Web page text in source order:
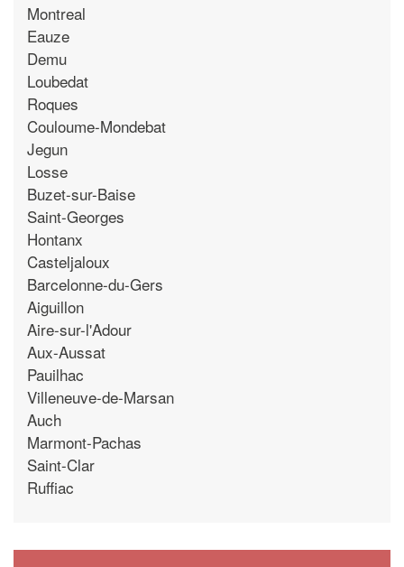
Montreal
Eauze
Demu
Loubedat
Roques
Couloume-Mondebat
Jegun
Losse
Buzet-sur-Baise
Saint-Georges
Hontanx
Casteljaloux
Barcelonne-du-Gers
Aiguillon
Aire-sur-l'Adour
Aux-Aussat
Pauilhac
Villeneuve-de-Marsan
Auch
Marmont-Pachas
Saint-Clar
Ruffiac